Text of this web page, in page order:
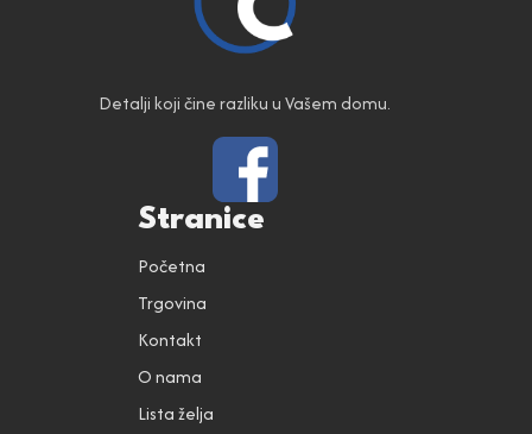
Detalji koji čine razliku u Vašem domu.
Stranice
Početna
Trgovina
Kontakt
O nama
Lista želja